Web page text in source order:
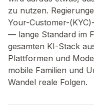
zu nutzen.
Your-Customer-
— lange Standard im
gesamten KI-Stack
Plattformen und
mobile Familien und
Wandel reale Folgen.